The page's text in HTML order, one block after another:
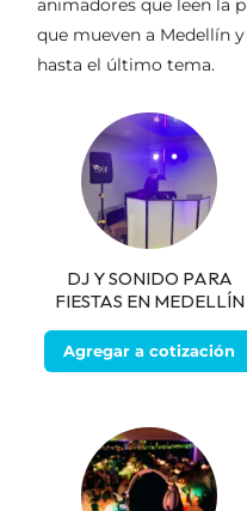
animadores que leen la
que mueven a Medellín
hasta el último tema.
DJ Y SONIDO PARA
FIESTAS EN MEDELLÍN
Agregar a cotización